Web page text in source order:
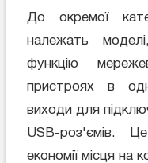
До окремої
належать
функцію
пристроях в
виходи для
USB-роз'ємів.
економії місця на